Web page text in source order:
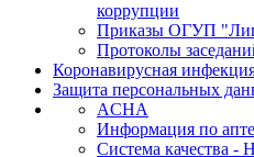
коррупции
Приказы ОГУП
Протоколы
Коронавирусная
Защита персональных
ACHA
Информация по
Система качества -